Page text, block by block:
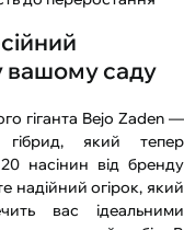
вашому саду
гіганта Bejo Zaden —
гібрид, який тепер
насінин від бренду
надійний огірок, який
вас ідеальними